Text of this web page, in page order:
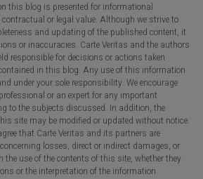
this blog is presented for informational
or legal value. Although we strive to
and updating of the published content, it
or inaccuracies. Carte Veritas and the authors
responsible for decisions or actions taken
in this blog. Any use of this information
under your sole responsibility. We encourage
or an expert for any important
to the subjects discussed. In addition, the
site may be modified or updated without notice.
that Carte Veritas and its partners are
losses, direct or indirect damages, or
use of the contents of this site, whether they
or the interpretation of the information